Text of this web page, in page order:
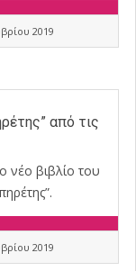
2019
από τις
νέο βιβλίο του
2019